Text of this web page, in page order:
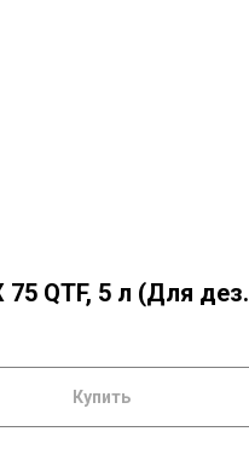
75 QTF, 5 л (Для дез.
Купить